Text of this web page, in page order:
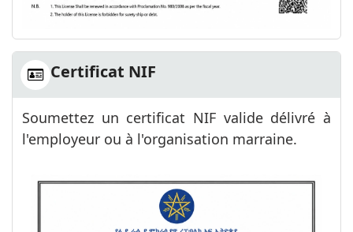
Certificat NIF
Soumettez un certificat NIF valide délivré à
l'employeur ou à l'organisation marraine.